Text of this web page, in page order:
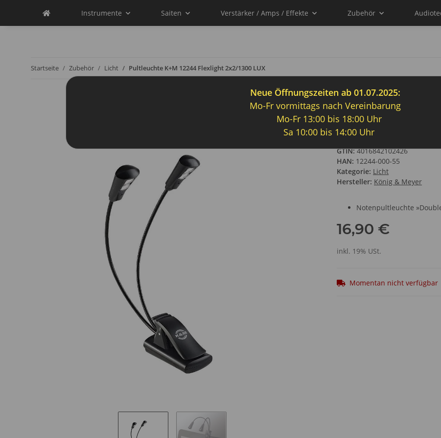
Instrumente Saiten Verstärker / Amps / Effekte Zubehör
Startseite Zubehör Licht Pultleuchte K+M 12244 Flexlight 2x2/1300 LUX
Pultleuchte K+M
GTIN: 4016842102426
HAN: 12244-000-55
Kategorie: Licht
Hersteller: König & Meyer
Notenpultleuchte
16,90 €
inkl. 19% USt.
Momentan nicht verfügbar
Neue Öffnungszeiten ab 01.07.2025:
Mo-Fr vormittags nach Vereinbarung
Mo-Fr 13:00 bis 18:00 Uhr
Sa 10:00 bis 14:00 Uhr